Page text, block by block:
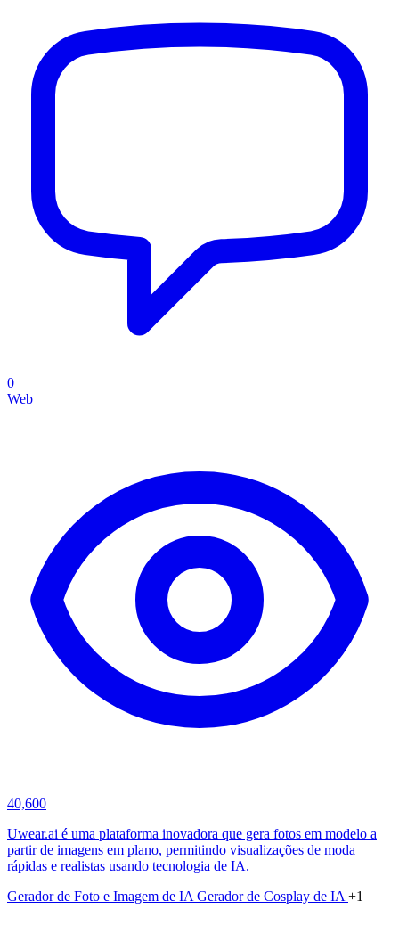
0
Web
40,600
Uwear.ai é uma plataforma inovadora que gera fotos em modelo a
partir de imagens em plano, permitindo visualizações de moda
rápidas e realistas usando tecnologia de IA.
Gerador de Foto e Imagem de IA Gerador de Cosplay de IA +1